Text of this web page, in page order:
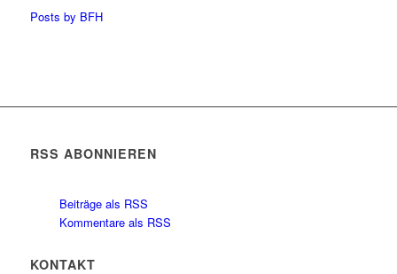
Posts by BFH
RSS ABONNIEREN
Beiträge als RSS
Kommentare als RSS
KONTAKT